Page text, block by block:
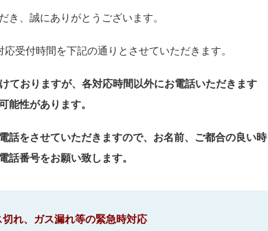
き、誠にありがとうございます。
受付時間を下記の通りとさせていただきます。
ておりますが、各対応時間以外にお電話いただきます
能性があります。
話をさせていただきますので、お名前、ご都合の良い時
話番号をお願い致します。
れ、ガス漏れ等の緊急時対応